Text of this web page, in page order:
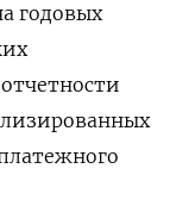
годовых